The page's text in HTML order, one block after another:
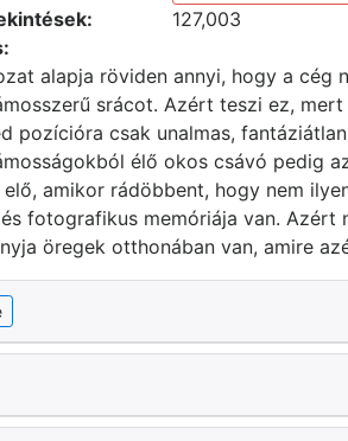
127,003
alapja röviden annyi, hogy a cég
srácot. Azért teszi ez,
pozícióra csak unalmas,
élő okos csávó pedig
amikor rádöbbent, hogy nem
fotografikus memóriája van. Azért
öregek otthonában van, amire